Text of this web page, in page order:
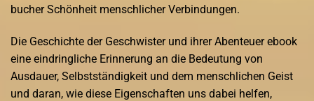
bucher Schönheit menschlicher Verbindungen.
Die Geschichte der Geschwister und ihrer Abenteuer ebook
eine eindringliche Erinnerung an die Bedeutung von
Ausdauer, Selbstständigkeit und dem menschlichen Geist
und daran, wie diese Eigenschaften uns dabei helfen,